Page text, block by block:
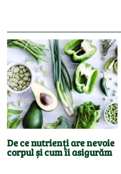
De ce nutrienți are nevoie
corpul și cum îi asigurăm